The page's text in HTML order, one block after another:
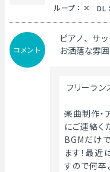
ループ ： DL ：
コメント
ピアノ、サ
お洒落な雰
フリーラン
楽曲制作・
にご連絡く
BGMだけ
ます！最近
すので何卒